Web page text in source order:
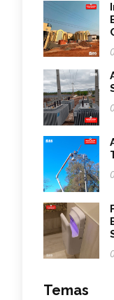
Temas